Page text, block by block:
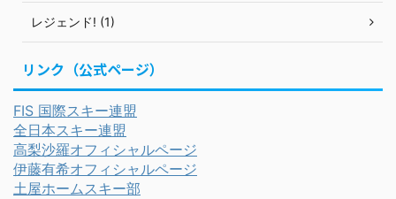
レジェンド! (1)
リンク（公式ページ）
FIS 国際スキー連盟
全日本スキー連盟
高梨沙羅オフィシャルページ
伊藤有希オフィシャルページ
土屋ホームスキー部